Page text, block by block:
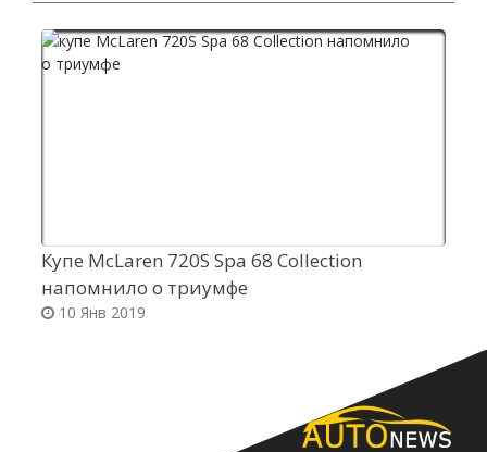
Купе McLaren 720S Spa 68 Collection
напомнило о триумфе
10 Янв 2019